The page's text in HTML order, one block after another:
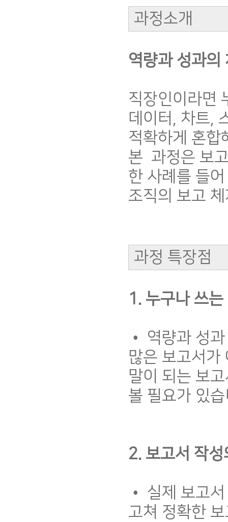
과정소개
역량과 성과의
직장인이라면
데이터, 차트,
적확하게 혼
본 과정은 보
한 사례를 들
조직의 보고
과정 특장점
1. 누구나 쓰
• 역량과 성
많은 보고서가
말이 되는 보
볼 필요가 있
2. 보고서 작
• 실제 보고
고쳐 정확한